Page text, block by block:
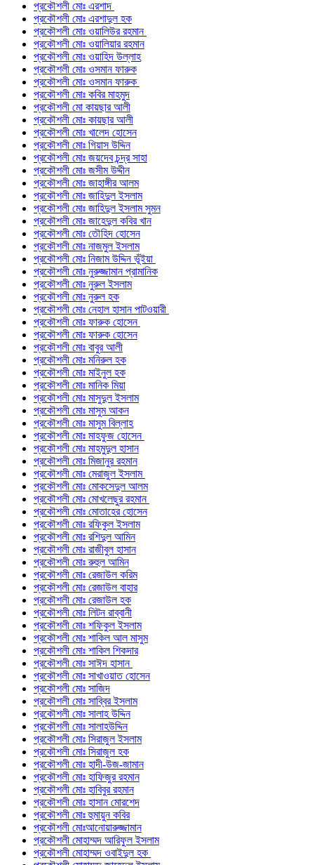
প্রকৌশলী মোঃ এরশাদ
প্রকৌশলী মোঃ এরশাদুল হক
প্রকৌশলী মোঃ ওয়ালিউর রহমান
প্রকৌশলী মোঃ ওয়ালিয়ার রহমান
প্রকৌশলী মোঃ ওয়াহিদ উল্লাহ
প্রকৌশলী মোঃ ওসমান ফারুক
প্রকৌশলী মোঃ ওসমান ফারুক
প্রকৌশলী মোঃ কবির মাহমুদ
প্রকৌশলী মো কায়ছার আলী
প্রকৌশলী মোঃ কায়ছার আলী
প্রকৌশলী মোঃ খালেদ হোসেন
প্রকৌশলী মোঃ গিয়াস উদ্দিন
প্রকৌশলী মোঃ জয়দেব চন্দ্র সাহা
প্রকৌশলী মোঃ জসীম উদ্দীন
প্রকৌশলী মোঃ জাহাঙ্গীর আলম
প্রকৌশলী মোঃ জাহিদুল ইসলাম
প্রকৌশলী মোঃ জাহিদুল ইসলাম সুমন
প্রকৌশলী মোঃ জাহেদুল কবির খান
প্রকৌশলী মোঃ তৌহিদ হোসেন
প্রকৌশলী মোঃ নাজমুল ইসলাম
প্রকৌশলী মোঃ নিজাম উদ্দিন ভূঁইয়া
প্রকৌশলী মোঃ নুরুজ্জামান প্রামানিক
প্রকৌশলী মোঃ নুরুল ইসলাম
প্রকৌশলী মোঃ নুরুল হক
প্রকৌশলী মোঃ নেহাল হাসান পাটওয়ারী
প্রকৌশলী মোঃ ফারুক হোসেন
প্রকৌশলী মোঃ ফারুক হোসেন
প্রকৌশলী মোঃ বাবুর আলী
প্রকৌশলী মোঃ মনিরুল হক
প্রকৌশলী মোঃ মাইনুল হক
প্রকৌশলী মোঃ মানিক মিয়া
প্রকৌশলী মোঃ মাসুদুল ইসলাম
প্রকৌশলী মোঃ মাসুম আকন
প্রকৌশলী মোঃ মাসুম বিল্লাহ
প্রকৌশলী মোঃ মাহফুজ হোসেন
প্রকৌশলী মোঃ মাহমুদুল হাসান
প্রকৌশলী মোঃ মিজানুর রহমান
প্রকৌশলী মোঃ মেরাজুল ইসলাম
প্রকৌশলী মোঃ মোকসেদুল আলম
প্রকৌশলী মোঃ মোখলেছুর রহমান
প্রকৌশলী মোঃ মোতাহের হোসেন
প্রকৌশলী মোঃ রফিকুল ইসলাম
প্রকৌশলী মোঃ রশিদুল আমিন
প্রকৌশলী মোঃ রাজীবুল হাসান
প্রকৌশলী মোঃ রুহুল আমিন
প্রকৌশলী মোঃ রেজাউল করিম
প্রকৌশলী মোঃ রেজাউল বাহার
প্রকৌশলী মোঃ রেজাউল হক
প্রকৌশলী মোঃ লিটন রাব্বানী
প্রকৌশলী মোঃ শফিকুল ইসলাম
প্রকৌশলী মোঃ শাকিল আল মাসুম
প্রকৌশলী মোঃ শাকিল শিকদার
প্রকৌশলী মোঃ সাঈদ হাসান
প্রকৌশলী মোঃ সাখাওয়াত হোসেন
প্রকৌশলী মোঃ সাজিদ
প্রকৌশলী মোঃ সাব্বির ইসলাম
প্রকৌশলী মোঃ সালাহ উদ্দিন
প্রকৌশলী মোঃ সালাহউদ্দিন
প্রকৌশলী মোঃ সিরাজুল ইসলাম
প্রকৌশলী মোঃ সিরাজুল হক
প্রকৌশলী মোঃ হাদী-উজ-জামান
প্রকৌশলী মোঃ হাফিজুর রহমান
প্রকৌশলী মোঃ হাবিবুর রহমান
প্রকৌশলী মোঃ হাসান মোরশেদ
প্রকৌশলী মোঃ হুমায়ুন কবির
প্রকৌশলী মোঃআনোয়ারুজ্জামান
প্রকৌশলী মোহাম্মদ আরিফুল ইসলাম
প্রকৌশলী মোহাম্মদ ওবাইদুল হক